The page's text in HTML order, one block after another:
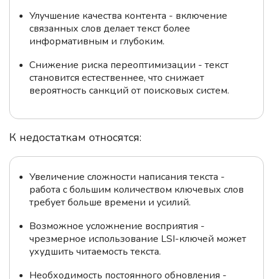
Улучшение качества контента - включение
связанных слов делает текст более
информативным и глубоким.
Снижение риска переоптимизации - текст
становится естественнее, что снижает
вероятность санкций от поисковых систем.
К недостаткам относятся:
Увеличение сложности написания текста -
работа с большим количеством ключевых слов
требует больше времени и усилий.
Возможное усложнение восприятия -
чрезмерное использование LSI-ключей может
ухудшить читаемость текста.
Необходимость постоянного обновления -